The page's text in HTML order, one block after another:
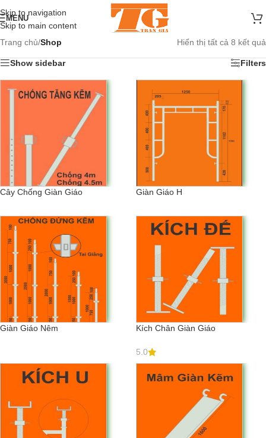
Skip to navigation
Skip to main content
MENU
Trang chủ/Shop Hiển thị tất cả 8 kết quả
Show sidebar Filters
Cây Chống Giàn Giáo Giàn Giáo H
Giàn Giáo Nêm Kích Chân Giàn Giáo
5.0